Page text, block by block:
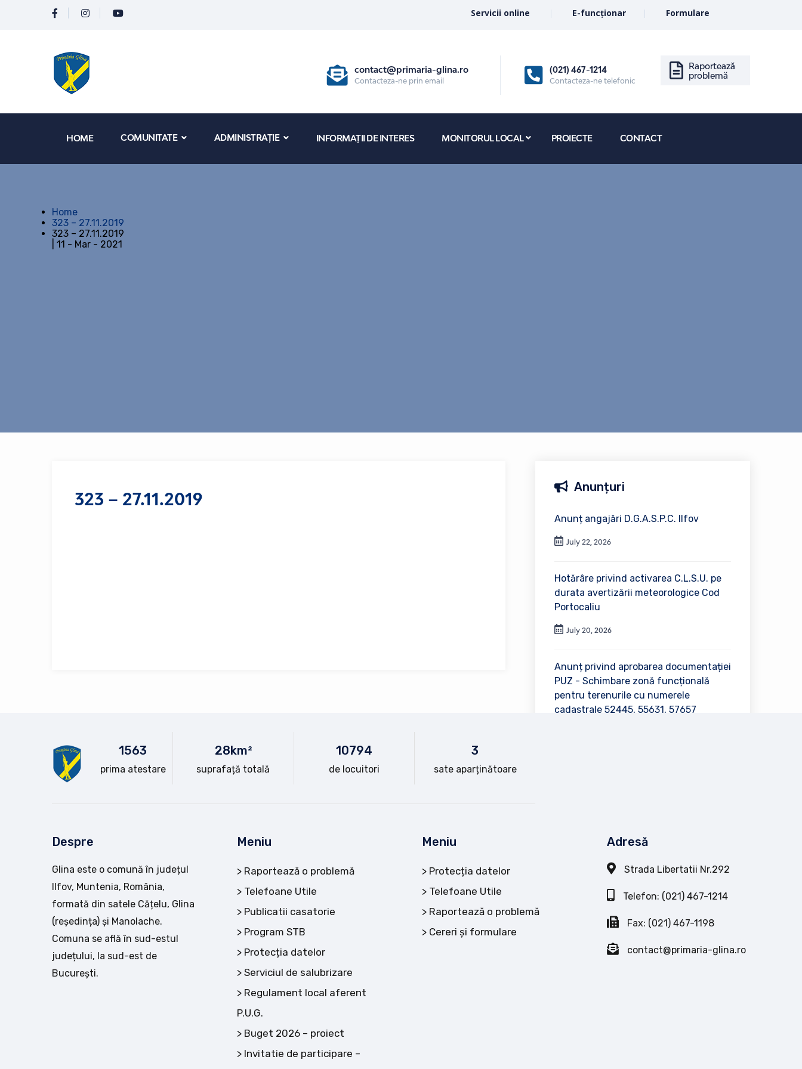
Servicii online E-funcționar Formulare
contact@primaria-glina.ro
Contacteza-ne prin email
(021) 467-1214
Contacteza-ne telefonic
Raportează
problemă
HOME COMUNITATE ADMINISTRAȚIE INFORMAȚII DE INTERES MONITORUL LOCAL PROIECTE CONTACT
Home
323 – 27.11.2019
323 – 27.11.2019
| 11 - Mar - 2021
323 – 27.11.2019
Anunțuri
Anunț angajări D.G.A.S.P.C. Ilfov
July 22, 2026
Hotărâre privind activarea C.L.S.U. pe
durata avertizării meteorologice Cod
Portocaliu
July 20, 2026
Anunț privind aprobarea documentației
PUZ - Schimbare zonă funcțională
pentru terenurile cu numerele
cadastrale 52445, 55631, 57657
1563
prima atestare
28km²
suprafață totală
10794
de locuitori
3
sate aparținătoare
Despre
Glina este o comună în județul
Ilfov, Muntenia, România,
formată din satele Cățelu, Glina
(reședința) și Manolache.
Comuna se află în sud-estul
județului, la sud-est de
București.
Meniu
Raportează o problemă
Telefoane Utile
Publicatii casatorie
Program STB
Protecția datelor
Serviciul de salubrizare
Regulament local aferent
P.U.G.
Buget 2026 – proiect
Invitatie de participare –
Meniu
Protecția datelor
Telefoane Utile
Raportează o problemă
Cereri și formulare
Adresă
Strada Libertatii Nr.292
Telefon: (021) 467-1214
Fax: (021) 467-1198
contact@primaria-glina.ro